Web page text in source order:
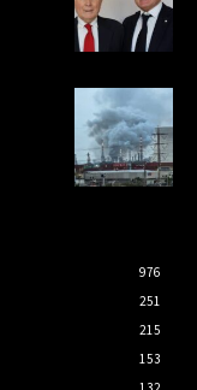
976
251
215
153